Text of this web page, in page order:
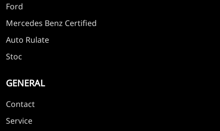
Ford
Mercedes Benz Certified
Auto Rulate
Stoc
GENERAL
Contact
Service